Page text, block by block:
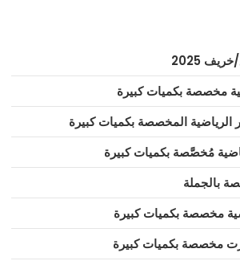
2025
مخصصة بكميات كبيرة
المخصصة بكميات كبيرة
مُخصَّصة بكميات كبيرة
بالجملة
مخصصة بكميات كبيرة
مخصصة بكميات كبيرة